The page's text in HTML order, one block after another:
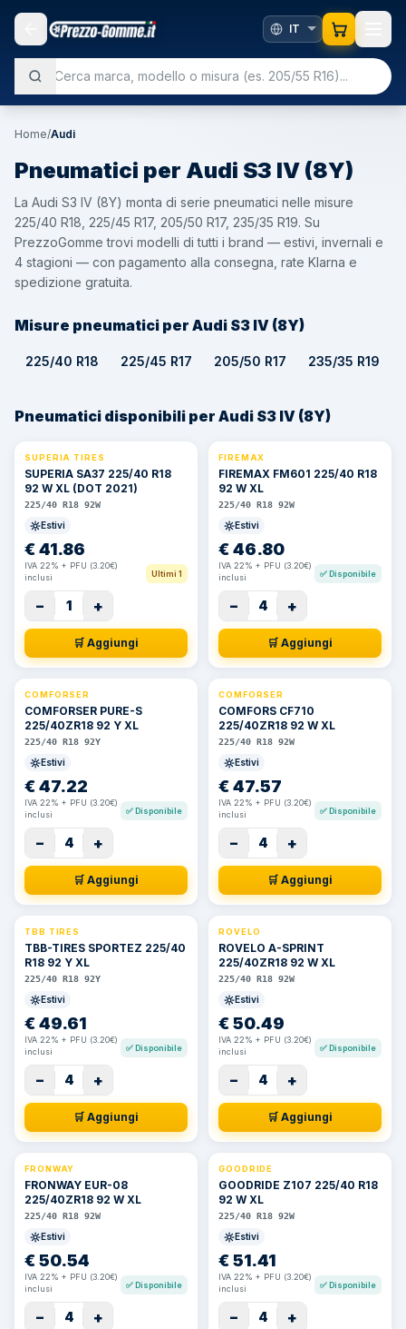
Home/Audi
Pneumatici per Audi S3 IV (8Y)
La Audi S3 IV (8Y) monta di serie pneumatici nelle misure
225/40 R18, 225/45 R17, 205/50 R17, 235/35 R19. Su
PrezzoGomme trovi modelli di tutti i brand — estivi, invernali e
4 stagioni — con pagamento alla consegna, rate Klarna e
spedizione gratuita.
Misure pneumatici per Audi S3 IV (8Y)
225/40 R18 225/45 R17 205/50 R17 235/35 R19
Pneumatici disponibili per Audi S3 IV (8Y)
SUPERIA TIRES
SUPERIA SA37 225/40 R18
92 W XL (DOT 2021)
225/40 R18 92W
Estivi
€41.86
IVA 22% + PFU (3.20€)
inclusi
Ultimi 1
− 1 +
🛒 Aggiungi
FIREMAX
FIREMAX FM601 225/40 R18
92 W XL
225/40 R18 92W
Estivi
€46.80
IVA 22% + PFU (3.20€)
inclusi
✅Disponibile
− 4 +
🛒 Aggiungi
COMFORSER
COMFORSER PURE-S
225/40ZR18 92 Y XL
225/40 R18 92Y
Estivi
€47.22
IVA 22% + PFU (3.20€)
inclusi
✅Disponibile
− 4 +
🛒 Aggiungi
COMFORSER
COMFORS CF710
225/40ZR18 92 W XL
225/40 R18 92W
Estivi
€47.57
IVA 22% + PFU (3.20€)
inclusi
✅Disponibile
− 4 +
🛒 Aggiungi
TBB TIRES
TBB-TIRES SPORTEZ 225/40
R18 92 Y XL
225/40 R18 92Y
Estivi
€49.61
IVA 22% + PFU (3.20€)
inclusi
✅Disponibile
− 4 +
🛒 Aggiungi
ROVELO
ROVELO A-SPRINT
225/40ZR18 92 W XL
225/40 R18 92W
Estivi
€50.49
IVA 22% + PFU (3.20€)
inclusi
✅Disponibile
− 4 +
🛒 Aggiungi
FRONWAY
FRONWAY EUR-08
225/40ZR18 92 W XL
225/40 R18 92W
Estivi
€50.54
IVA 22% + PFU (3.20€)
inclusi
✅Disponibile
− 4 +
GOODRIDE
GOODRIDE Z107 225/40 R18
92 W XL
225/40 R18 92W
Estivi
€51.41
IVA 22% + PFU (3.20€)
inclusi
✅Disponibile
− 4 +